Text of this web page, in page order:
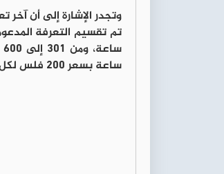
ساعة بسعر 200 فلس لكل كيلو واط/ساعة.